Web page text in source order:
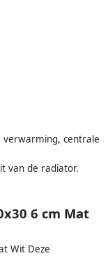
verwarming, centrale
van de radiator.
6 cm Mat
Wit Deze